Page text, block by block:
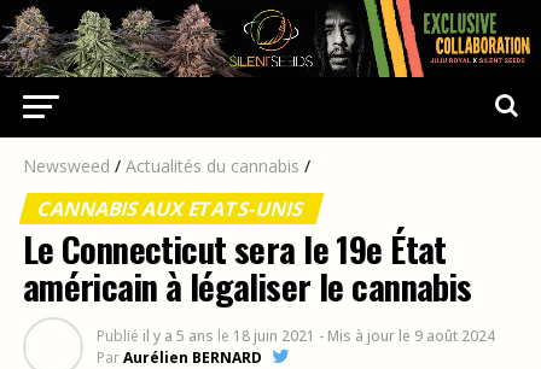
Newsweed / Actualités du cannabis /
CANNABIS AUX ETATS-UNIS
Le Connecticut sera le 19e État
américain à légaliser le cannabis
Publié il y a 5 ans le 18 juin 2021 - Mis à jour le 9 août 2024
ParAurélien BERNARD